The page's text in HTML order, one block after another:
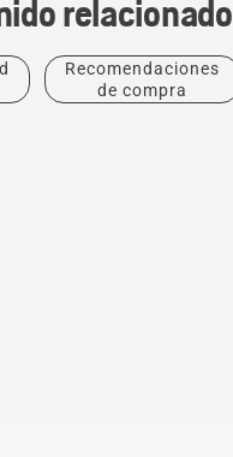
relacionado
Recomendaciones
de compra